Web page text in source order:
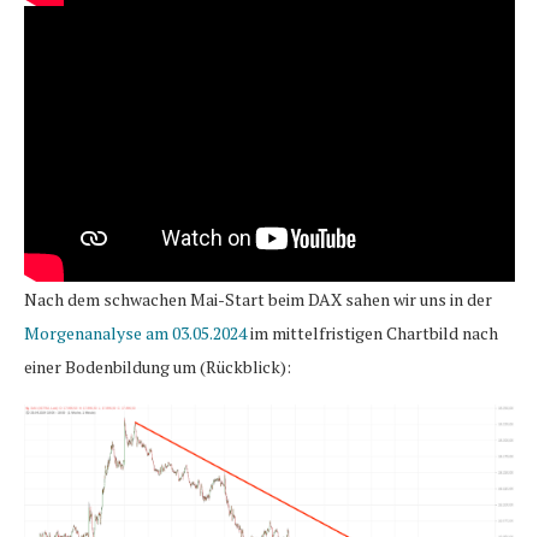
Nach dem schwachen Mai-Start beim DAX sahen wir uns in der
Morgenanalyse am 03.05.2024im mittelfristigen Chartbild nach
einer Bodenbildung um (Rückblick):